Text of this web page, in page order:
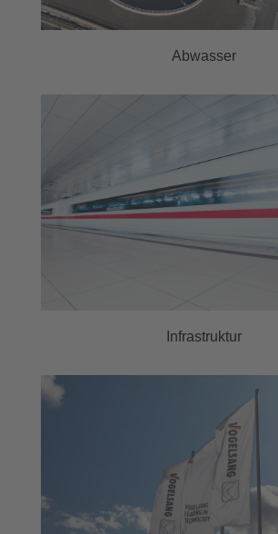
Abwasser
Infrastruktur